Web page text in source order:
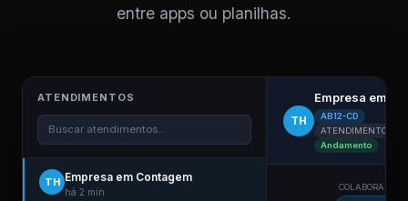
entre apps ou planilhas.
ATENDIMENTOS
Buscar atendimentos...
TH Empresa em Contagem
há 2 min
TH
Empresa em
AB12-CD
ATENDIMENTO
Andamento
COLABORADOR